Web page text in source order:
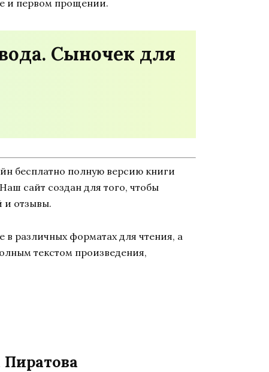
и первом прощении.
Сыночек для
бесплатно полную версию книги
сайт создан для того, чтобы
и отзывы.
различных форматах для чтения, а
текстом произведения,